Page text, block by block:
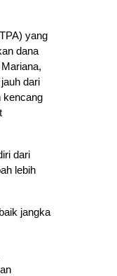
yang
dana
dari
kencang
dari
lebih
jangka